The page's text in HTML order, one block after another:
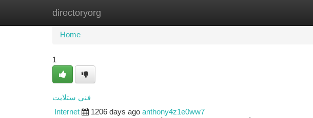
directoryorg
Home
Home
1
فني ستلايت
Internet 1206 days ago anthony4z1e0ww7